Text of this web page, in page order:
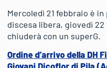
Mercoledì 21 febbraio è
discesa libera, giovedì
chiuderà con un superG.
Ordine d’arrivo della DH